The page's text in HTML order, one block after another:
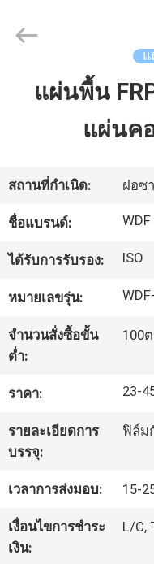
บ้าน
เกี่ยว
กับ
เรา
ทัวร์
โรงงาน
ควบคุม
คุณภาพ
ติดต่อ
Developed
แ
แผ่นพื้น
แผ่นค
สถานที่กำเนิด: ฝอซ
ชื่อแบรนด์: WDF
ได้รับการรับรอง: ISO
หมายเลขรุ่น:
จำนวนสั่งซื้อขั้น
ต่ำ:
100
ราคา: 23-
รายละเอียดการ
บรรจุ:
ฟิล์ม
เวลาการส่งมอบ: 15-
เงื่อนไขการชำระ
เงิน:
L/C,